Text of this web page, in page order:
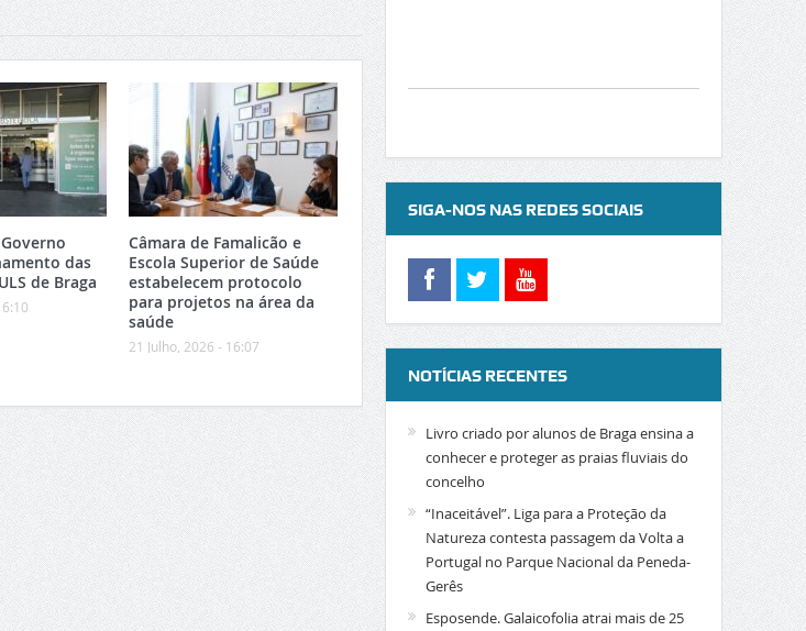
das
de Braga
Câmara de Famalicão e
Escola Superior de Saúde
estabelecem protocolo
para projetos na área da
saúde
21 Julho, 2026 - 16:07
SIGA-NOS NAS REDES SOCIAIS
NOTÍCIAS RECENTES
Livro criado por alunos de Braga ensina a
conhecer e proteger as praias fluviais do
concelho
“Inaceitável”. Liga para a Proteção da
Natureza contesta passagem da Volta a
Portugal no Parque Nacional da Peneda-
Gerês
Esposende. Galaicofolia atrai mais de 25